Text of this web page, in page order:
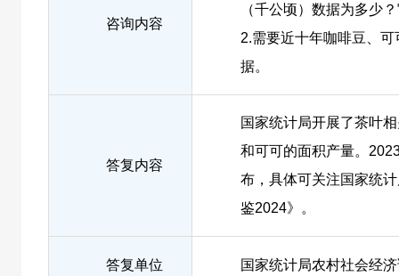
咨询内容
（千公顷）数据为多少
2.需要近十年咖啡豆、
据。
答复内容
国家统计局开展了茶叶
和可可的面积产量。
布，具体可关注国家统
鉴2024》。
答复单位 国家统计局农村社会经